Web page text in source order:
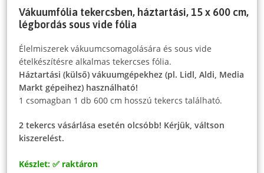
Vákuumfólia tekercsben, háztartási, 15 x 600 cm,
légbordás sous vide fólia
Élelmiszerek vákuumcsomagolására és sous vide
ételkészítésre alkalmas tekercses fólia.
Háztartási (külső) vákuumgépekhez (pl. Lidl, Aldi, Media
Markt gépeihez) használható!
1 csomagban 1 db 600 cm hosszú tekercs található.
2 tekercs vásárlása esetén olcsóbb! Kérjük, váltson
kiszerelést.
Készlet: ✅ raktáron